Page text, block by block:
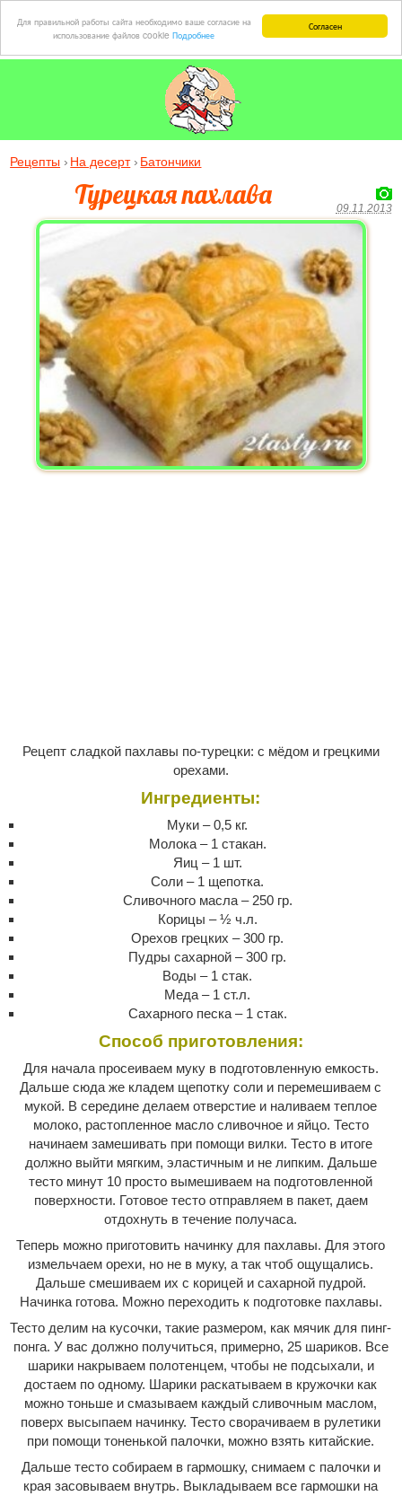
Согласен
Для правильной работы сайта необходимо ваше согласие на
использование файлов cookie Подробнее
Рецепты На десерт Батончики
Турецкая пахлава 09.11.2013
Рецепт сладкой пахлавы по-турецки: с мёдом и грецкими
орехами.
Ингредиенты:
Муки – 0,5 кг.
Молока – 1 стакан.
Яиц – 1 шт.
Соли – 1 щепотка.
Сливочного масла – 250 гр.
Корицы – ½ ч.л.
Орехов грецких – 300 гр.
Пудры сахарной – 300 гр.
Воды – 1 стак.
Меда – 1 ст.л.
Сахарного песка – 1 стак.
Способ приготовления:
Для начала просеиваем муку в подготовленную емкость.
Дальше сюда же кладем щепотку соли и перемешиваем с
мукой. В середине делаем отверстие и наливаем теплое
молоко, растопленное масло сливочное и яйцо. Тесто
начинаем замешивать при помощи вилки. Тесто в итоге
должно выйти мягким, эластичным и не липким. Дальше
тесто минут 10 просто вымешиваем на подготовленной
поверхности. Готовое тесто отправляем в пакет, даем
отдохнуть в течение получаса.
Теперь можно приготовить начинку для пахлавы. Для этого
измельчаем орехи, но не в муку, а так чтоб ощущались.
Дальше смешиваем их с корицей и сахарной пудрой.
Начинка готова. Можно переходить к подготовке пахлавы.
Тесто делим на кусочки, такие размером, как мячик для пинг-
понга. У вас должно получиться, примерно, 25 шариков. Все
шарики накрываем полотенцем, чтобы не подсыхали, и
достаем по одному. Шарики раскатываем в кружочки как
можно тоньше и смазываем каждый сливочным маслом,
поверх высыпаем начинку. Тесто сворачиваем в рулетики
при помощи тоненькой палочки, можно взять китайские.
Дальше тесто собираем в гармошку, снимаем с палочки и
края засовываем внутрь. Выкладываем все гармошки на